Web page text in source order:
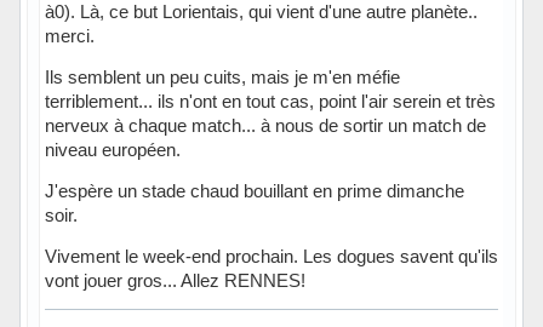
à0). Là, ce but Lorientais, qui vient d'une autre planète..
merci.
Ils semblent un peu cuits, mais je m'en méfie
terriblement... ils n'ont en tout cas, point l'air serein et très
nerveux à chaque match... à nous de sortir un match de
niveau européen.
J'espère un stade chaud bouillant en prime dimanche
soir.
Vivement le week-end prochain. Les dogues savent qu'ils
vont jouer gros... Allez RENNES!